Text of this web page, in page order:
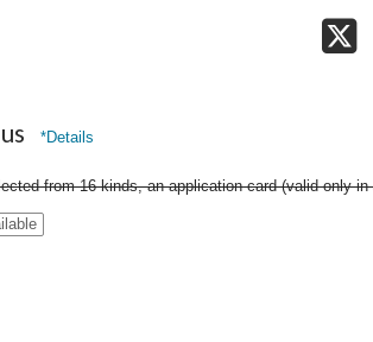
*Details
from 16 kinds, an application card (valid only in